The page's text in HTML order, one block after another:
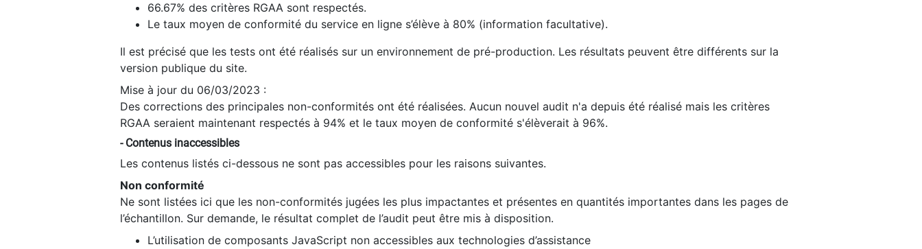
66.67% des critères RGAA sont respectés.
Le taux moyen de conformité du service en ligne s’élève à 80% (information facultative).
Il est précisé que les tests ont été réalisés sur un environnement de pré-production. Les résultats peuvent être différents sur la
version publique du site.
Mise à jour du 06/03/2023 :
Des corrections des principales non-conformités ont été réalisées. Aucun nouvel audit n'a depuis été réalisé mais les critères
RGAA seraient maintenant respectés à 94% et le taux moyen de conformité s'élèverait à 96%.
- Contenus inaccessibles
Les contenus listés ci-dessous ne sont pas accessibles pour les raisons suivantes.
Non conformité
Ne sont listées ici que les non-conformités jugées les plus impactantes et présentes en quantités importantes dans les pages de
l’échantillon. Sur demande, le résultat complet de l’audit peut être mis à disposition.
L’utilisation de composants JavaScript non accessibles aux technologies d’assistance